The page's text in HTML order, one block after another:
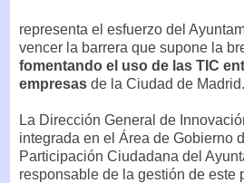
representa el esfuerzo del
vencer la barrera que supone la
fomentando el uso de las TIC
empresas de la Ciudad de Madrid.
La Dirección General de
integrada en el Área de Gobierno
Participación Ciudadana del
responsable de la gestión de este